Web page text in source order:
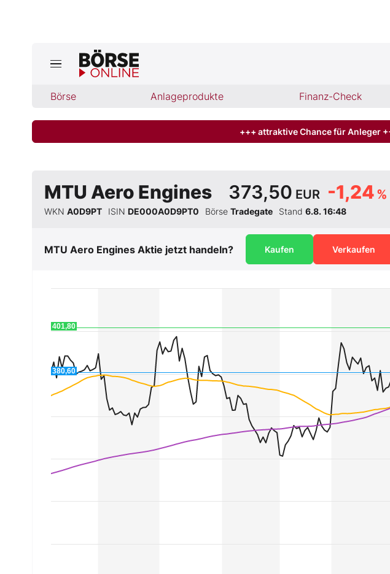
Börse Anlageprodukte Finanz-Check
Jetzt aktuelle Ausgabe BÖRSE ONLINE lesen
Finanz-Check
BO-Musterdepots
Experten
Mein B:O
Mein Konto
Folgen Sie uns
Kontakt
+++ attraktive Chance für Anleger
MTU Aero Engines -1,24 %
373,50 EUR
WKN A0D9PT ISIN DE000A0D9PT0 Börse Tradegate Stand 6.8. 16:48
MTU Aero Engines Aktie jetzt handeln? Kaufen Verkaufen
380,60
401,80